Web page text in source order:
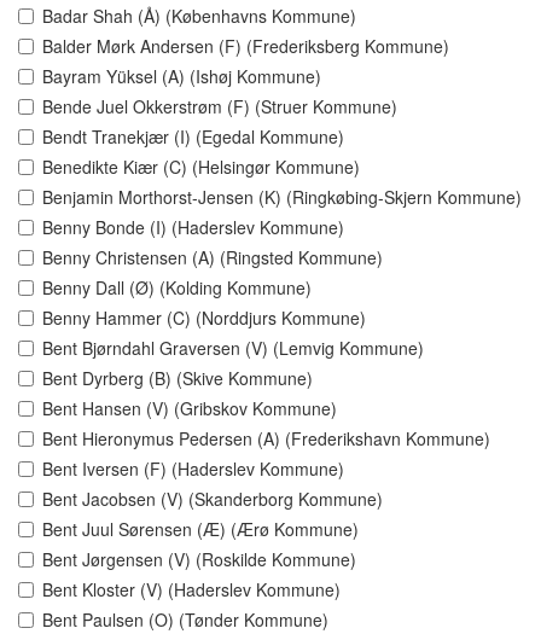
Badar Shah (Å) (Københavns Kommune)
Balder Mørk Andersen (F) (Frederiksberg Kommune)
Bayram Yüksel (A) (Ishøj Kommune)
Bende Juel Okkerstrøm (F) (Struer Kommune)
Bendt Tranekjær (I) (Egedal Kommune)
Benedikte Kiær (C) (Helsingør Kommune)
Benjamin Morthorst-Jensen (K) (Ringkøbing-Skjern Kommune)
Benny Bonde (I) (Haderslev Kommune)
Benny Christensen (A) (Ringsted Kommune)
Benny Dall (Ø) (Kolding Kommune)
Benny Hammer (C) (Norddjurs Kommune)
Bent Bjørndahl Graversen (V) (Lemvig Kommune)
Bent Dyrberg (B) (Skive Kommune)
Bent Hansen (V) (Gribskov Kommune)
Bent Hieronymus Pedersen (A) (Frederikshavn Kommune)
Bent Iversen (F) (Haderslev Kommune)
Bent Jacobsen (V) (Skanderborg Kommune)
Bent Juul Sørensen (Æ) (Ærø Kommune)
Bent Jørgensen (V) (Roskilde Kommune)
Bent Kloster (V) (Haderslev Kommune)
Bent Paulsen (O) (Tønder Kommune)